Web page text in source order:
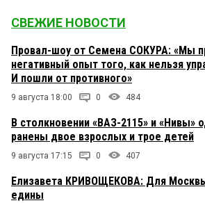
СВЕЖИЕ НОВОСТИ
Провал-шоу от Семена СОКУРА: «Мы
негативный опыт того, как нельзя
И пошли от противного»
9 августа 18:00 0 484
В столкновении «ВАЗ-2115» и «Нивы»
ранены двое взрослых и трое детей
9 августа 17:15 0 407
Елизавета КРИВОЩЕКОВА: Для
едины